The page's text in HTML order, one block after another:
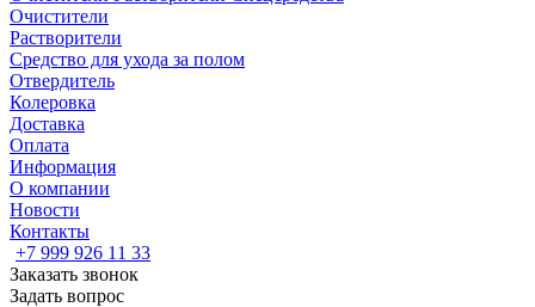
Очистители
Растворители
Средство для ухода за полом
Отвердитель
Колеровка
Доставка
Оплата
Информация
О компании
Новости
Контакты
+7 999 926 11 33
Заказать звонок
Задать вопрос